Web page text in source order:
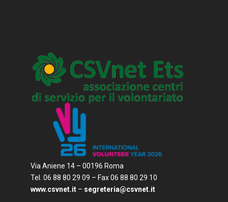
Via Aniene 14 – 00196 Roma
Tel. 06 88 80 29 09 – Fax 06 88 80 29 10
www.csvnet.it – segreteria@csvnet.it